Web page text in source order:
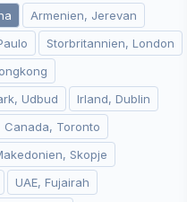
Armenien, Jerevan
Storbritannien, London
Udbud
Irland, Dublin
Canada, Toronto
Skopje
UAE, Fujairah